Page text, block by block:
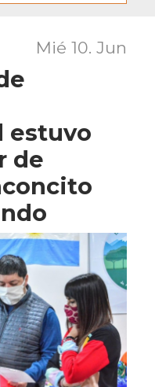
Mié 10. Jun
estuvo
de